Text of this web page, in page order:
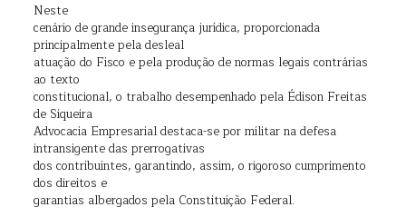
Neste
cenário de grande insegurança jurídica, proporcionada
principalmente pela desleal
atuação do Fisco e pela produção de normas legais contrárias
ao texto
constitucional, o trabalho desempenhado pela Édison Freitas
de Siqueira
Advocacia Empresarial destaca-se por militar na defesa
intransigente das prerrogativas
dos contribuintes, garantindo, assim, o rigoroso cumprimento
dos direitos e
garantias albergados pela Constituição Federal.